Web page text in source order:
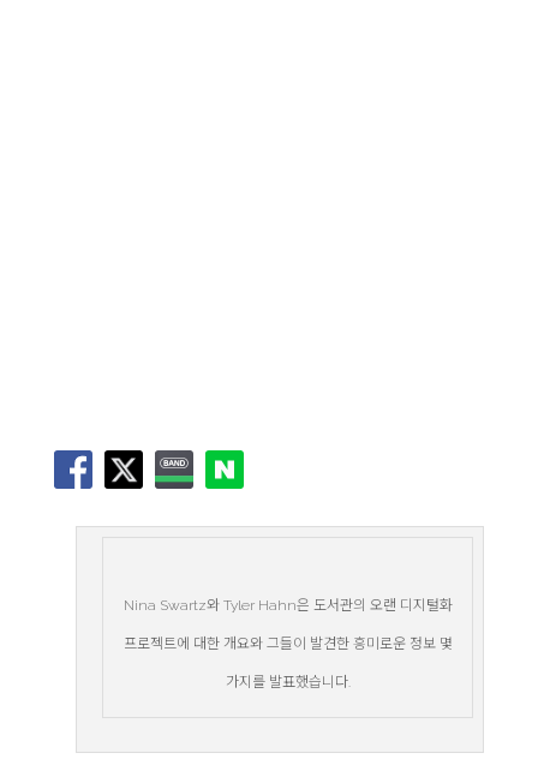
Nina Swartz와 Tyler Hahn은 도서관의 오랜 디지털화
프로젝트에 대한 개요와 그들이 발견한 흥미로운 정보 몇
가지를 발표했습니다.